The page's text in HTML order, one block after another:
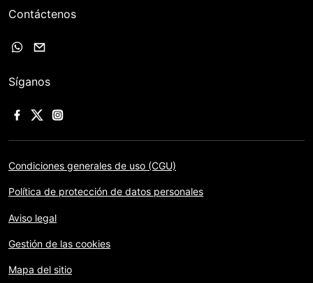
Contáctenos
Síganos
Condiciones generales de uso (CGU)
Política de protección de datos personales
Aviso legal
Gestión de las cookies
Mapa del sitio